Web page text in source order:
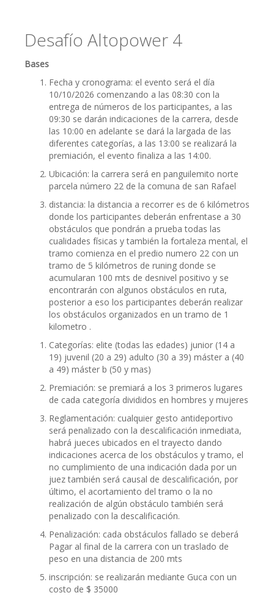
Desafío Altopower 4
Bases
Fecha y cronograma: el evento será el día
10/10/2026 comenzando a las 08:30 con la
entrega de números de los participantes, a las
09:30 se darán indicaciones de la carrera, desde
las 10:00 en adelante se dará la largada de las
diferentes categorías, a las 13:00 se realizará la
premiación, el evento finaliza a las 14:00.
Ubicación: la carrera será en panguilemito norte
parcela número 22 de la comuna de san Rafael
distancia: la distancia a recorrer es de 6 kilómetros
donde los participantes deberán enfrentase a 30
obstáculos que pondrán a prueba todas las
cualidades físicas y también la fortaleza mental, el
tramo comienza en el predio numero 22 con un
tramo de 5 kilómetros de runing donde se
acumularan 100 mts de desnivel positivo y se
encontrarán con algunos obstáculos en ruta,
posterior a eso los participantes deberán realizar
los obstáculos organizados en un tramo de 1
kilometro .
Categorías: elite (todas las edades) junior (14 a
19) juvenil (20 a 29) adulto (30 a 39) máster a (40
a 49) máster b (50 y mas)
Premiación: se premiará a los 3 primeros lugares
de cada categoría divididos en hombres y mujeres
Reglamentación: cualquier gesto antideportivo
será penalizado con la descalificación inmediata,
habrá jueces ubicados en el trayecto dando
indicaciones acerca de los obstáculos y tramo, el
no cumplimiento de una indicación dada por un
juez también será causal de descalificación, por
último, el acortamiento del tramo o la no
realización de algún obstáculo también será
penalizado con la descalificación.
Penalización: cada obstáculos fallado se deberá
Pagar al final de la carrera con un traslado de
peso en una distancia de 200 mts
inscripción: se realizarán mediante Guca con un
costo de $ 35000